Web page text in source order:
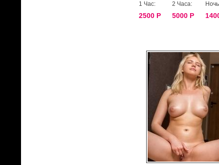
1 Час:
2500 Р
2 Часа:
5000 Р